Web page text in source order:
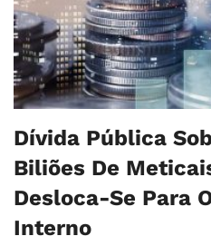
Dívida Pública
Biliões De
Desloca-Se Para
Interno